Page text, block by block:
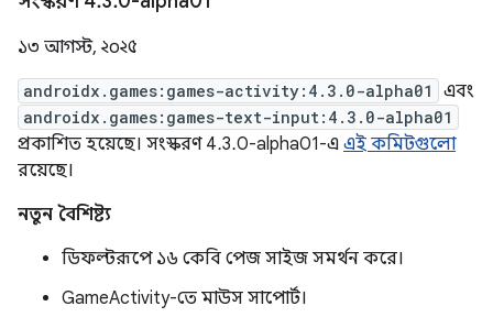
১৩ আগস্ট, ২০২৫
androidx.games:games-activity:4.3.0-alpha01 এবং
androidx.games:games-text-input:4.3.0-alpha01
প্রকাশিত হয়েছে। সংস্করণ 4.3.0-alpha01-এ এই কমিটগুলো
রয়েছে।
নতুন বৈশিষ্ট্য
ডিফল্টরূপে ১৬ কেবি পেজ সাইজ সমর্থন করে।
GameActivity-তে মাউস সাপোর্ট।